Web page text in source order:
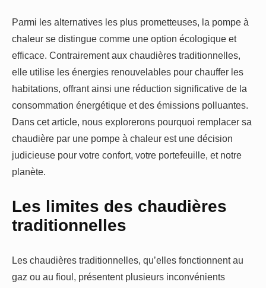
Parmi les alternatives les plus prometteuses, la pompe à
chaleur se distingue comme une option écologique et
efficace. Contrairement aux chaudières traditionnelles,
elle utilise les énergies renouvelables pour chauffer les
habitations, offrant ainsi une réduction significative de la
consommation énergétique et des émissions polluantes.
Dans cet article, nous explorerons pourquoi remplacer sa
chaudière par une pompe à chaleur est une décision
judicieuse pour votre confort, votre portefeuille, et notre
planète.
Les limites des chaudières
traditionnelles
Les chaudières traditionnelles, qu’elles fonctionnent au
gaz ou au fioul, présentent plusieurs inconvénients